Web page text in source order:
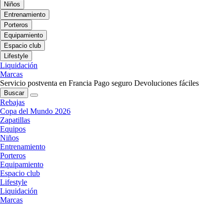
Niños
Entrenamiento
Porteros
Equipamiento
Espacio club
Lifestyle
Liquidación
Marcas
Servicio postventa en Francia Pago seguro Devoluciones fáciles
Buscar
Rebajas
Copa del Mundo 2026
Zapatillas
Equipos
Niños
Entrenamiento
Porteros
Equipamiento
Espacio club
Lifestyle
Liquidación
Marcas